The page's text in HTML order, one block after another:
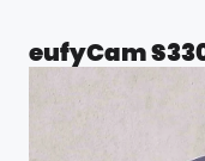
eufyCam